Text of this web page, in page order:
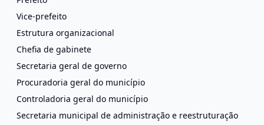
Vice-prefeito
Estrutura organizacional
Chefia de gabinete
Secretaria geral de governo
Procuradoria geral do município
Controladoria geral do município
Secretaria municipal de administração e reestruturação